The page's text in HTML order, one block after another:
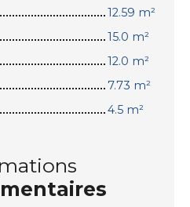
12.59 m²
15.0 m²
12.0 m²
7.73 m²
4.5 m²